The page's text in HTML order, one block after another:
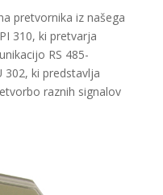
pretvornika iz našega
310, ki pretvarja
RS 485-
302, ki predstavlja
raznih signalov